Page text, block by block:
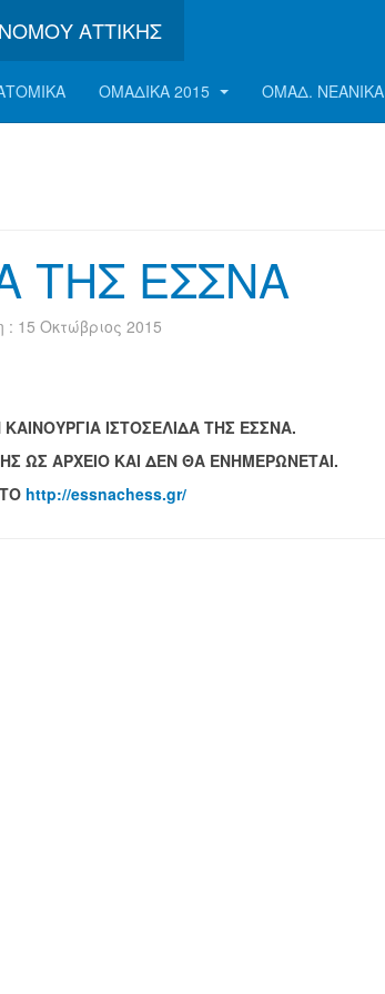
ΑΤΤΙΚΉΣ
ΟΜΑΔΙΚΑ 2015 ΟΜΑΔ. ΝΕΑΝΙΚΑ
ΤΗΣ ΕΣΣΝΑ
15 Οκτώβριος 2015
ΙΣΤΟΣΕΛΙΔΑ ΤΗΣ ΕΣΣΝΑ.
ΩΣ ΑΡΧΕΙΟ ΚΑΙ ΔΕΝ ΘΑ ΕΝΗΜΕΡΩΝΕΤΑΙ.
http://essnachess.gr/